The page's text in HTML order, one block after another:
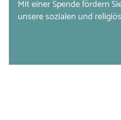
Mit einer Spende fördern
unsere sozialen und